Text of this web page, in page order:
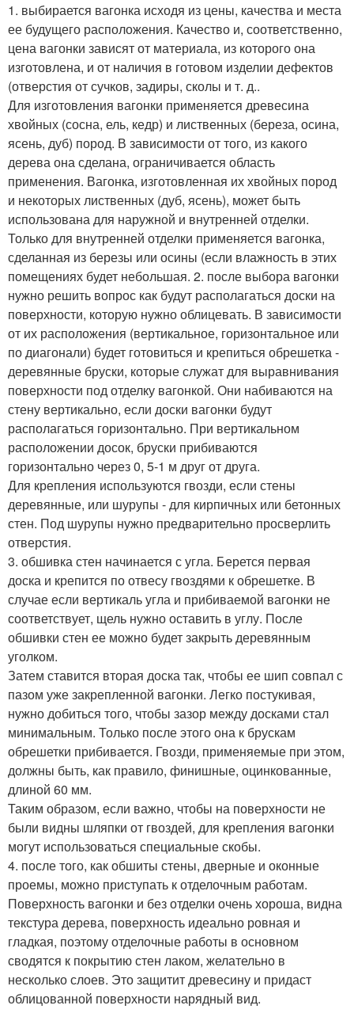
1. выбирается вагонка исходя из цены, качества и места
ее будущего расположения. Качество и, соответственно,
цена вагонки зависят от материала, из которого она
изготовлена, и от наличия в готовом изделии дефектов
(отверстия от сучков, задиры, сколы и т. д..
Для изготовления вагонки применяется древесина
хвойных (сосна, ель, кедр) и лиственных (береза, осина,
ясень, дуб) пород. В зависимости от того, из какого
дерева она сделана, ограничивается область
применения. Вагонка, изготовленная их хвойных пород
и некоторых лиственных (дуб, ясень), может быть
использована для наружной и внутренней отделки.
Только для внутренней отделки применяется вагонка,
сделанная из березы или осины (если влажность в этих
помещениях будет небольшая. 2. после выбора вагонки
нужно решить вопрос как будут располагаться доски на
поверхности, которую нужно облицевать. В зависимости
от их расположения (вертикальное, горизонтальное или
по диагонали) будет готовиться и крепиться обрешетка -
деревянные бруски, которые служат для выравнивания
поверхности под отделку вагонкой. Они набиваются на
стену вертикально, если доски вагонки будут
располагаться горизонтально. При вертикальном
расположении досок, бруски прибиваются
горизонтально через 0, 5-1 м друг от друга.
Для крепления используются гвозди, если стены
деревянные, или шурупы - для кирпичных или бетонных
стен. Под шурупы нужно предварительно просверлить
отверстия.
3. обшивка стен начинается с угла. Берется первая
доска и крепится по отвесу гвоздями к обрешетке. В
случае если вертикаль угла и прибиваемой вагонки не
соответствует, щель нужно оставить в углу. После
обшивки стен ее можно будет закрыть деревянным
уголком.
Затем ставится вторая доска так, чтобы ее шип совпал с
пазом уже закрепленной вагонки. Легко постукивая,
нужно добиться того, чтобы зазор между досками стал
минимальным. Только после этого она к брускам
обрешетки прибивается. Гвозди, применяемые при этом,
должны быть, как правило, финишные, оцинкованные,
длиной 60 мм.
Таким образом, если важно, чтобы на поверхности не
были видны шляпки от гвоздей, для крепления вагонки
могут использоваться специальные скобы.
4. после того, как обшиты стены, дверные и оконные
проемы, можно приступать к отделочным работам.
Поверхность вагонки и без отделки очень хороша, видна
текстура дерева, поверхность идеально ровная и
гладкая, поэтому отделочные работы в основном
сводятся к покрытию стен лаком, желательно в
несколько слоев. Это защитит древесину и придаст
облицованной поверхности нарядный вид.